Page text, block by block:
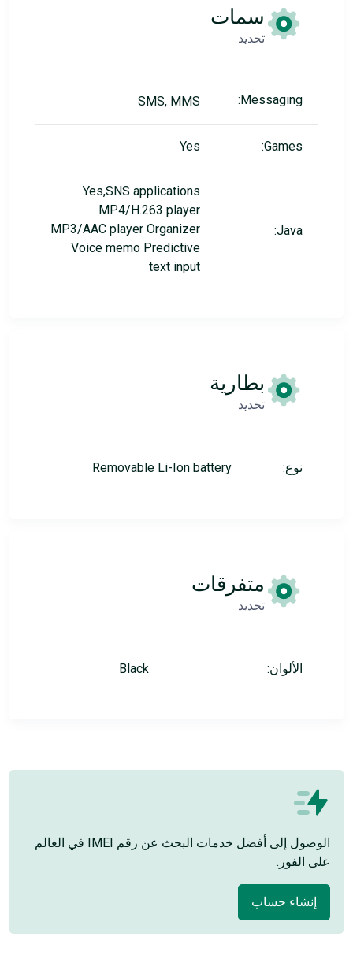
سمات
تحديد
Messaging:
SMS, MMS
Games:
Yes
Java:
Yes,SNS applications
MP4/H.263 player
MP3/AAC player Organizer
Voice memo Predictive
text input
بطارية
تحديد
نوع: Removable Li-Ion battery
متفرقات
تحديد
الألوان: Black
الوصول إلى أفضل خدمات البحث عن رقم IMEI في العالم
على الفور.
إنشاء حساب